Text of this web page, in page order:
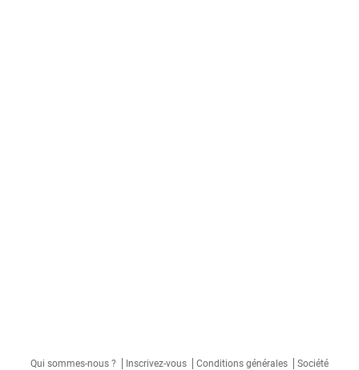
Qui sommes-nous ? Inscrivez-vous Conditions générales Société